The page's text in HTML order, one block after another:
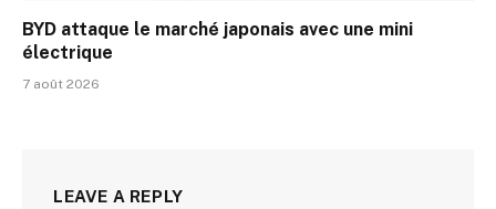
BYD attaque le marché japonais avec une mini
électrique
7 août 2026
LEAVE A REPLY